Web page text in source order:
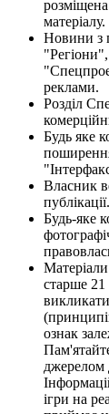
матеріалу.
Новини з
реклами.
Розділ
Будь яке
Власник
публікації.
Будь-яке
старше 21
ознак
джерелом
ігри на